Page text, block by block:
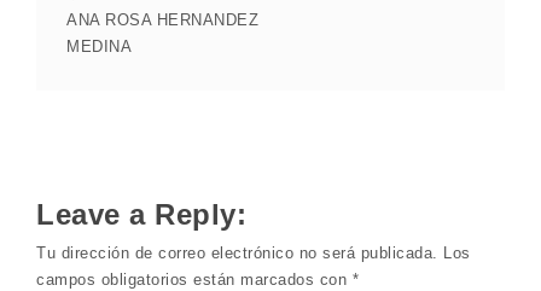
ANA ROSA HERNANDEZ
MEDINA
Leave a Reply:
Tu dirección de correo electrónico no será publicada. Los
campos obligatorios están marcados con *